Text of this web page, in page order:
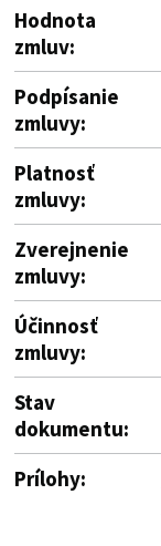
Hodnota
zmluv:
Podpísanie
zmluvy:
Platnosť
zmluvy:
Zverejnenie
zmluvy:
Účinnosť
zmluvy:
Stav
dokumentu:
Prílohy: